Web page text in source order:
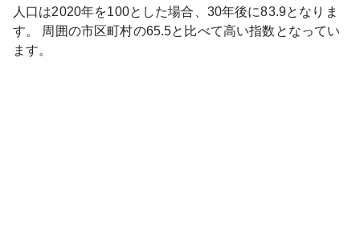
人口は2020年を100とした場合、30年後に83.9となりま
す。
周囲の市区町村の65.5と比べて高い指数となってい
ます。